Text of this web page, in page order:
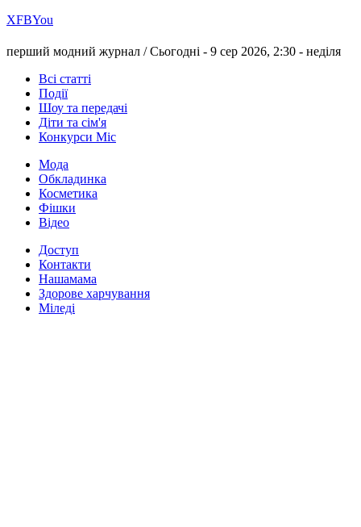
ХFBYou
перший модний журнал /Сьогодні - 9 сер 2026, 2:30 - неділя
Всі статті
Події
Шоу та передачі
Діти та сім'я
Конкурси Міс
Мода
Обкладинка
Косметика
Фішки
Відео
Доступ
Контакти
Нашамама
Здорове харчування
Міледі